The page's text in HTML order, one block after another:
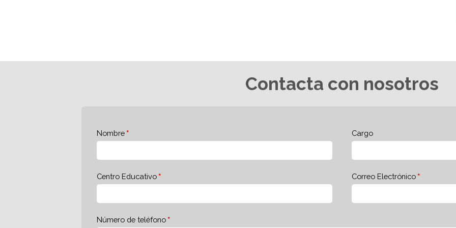
Contacta con nosotros
Nombre Cargo
Centro Educativo Correo Electrónico
Número de teléfono